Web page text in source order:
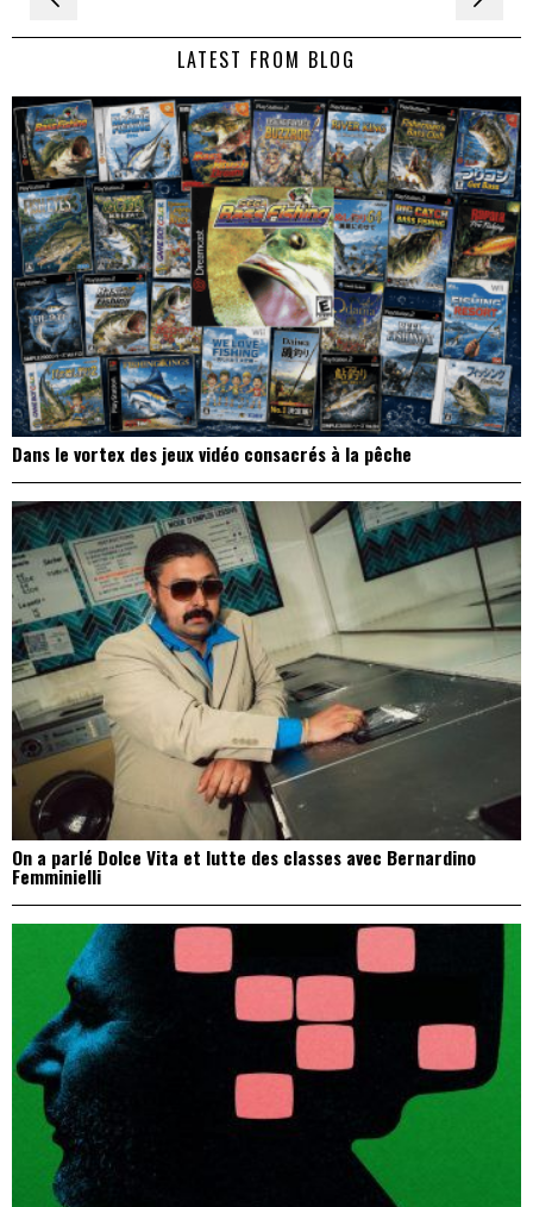
de LATEST FROM BLOG
Dans le vortex des jeux vidéo consacrés à la pêche
On a parlé Dolce Vita et lutte des classes avec Bernardino
Femminielli